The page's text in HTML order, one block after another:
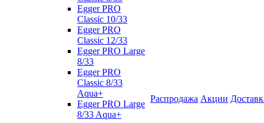
Egger PRO
Classic 10/33
Egger PRO
Classic 12/33
Egger PRO Large
8/33
Egger PRO
Classic 8/33
Aqua+
Egger PRO Large
8/33 Aqua+
Распродажа Акции